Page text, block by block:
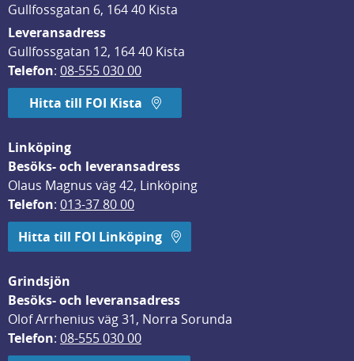
Gullfossgatan 6, 164 40 Kista
Leveransadress
Gullfossgatan 12, 164 40 Kista
Telefon: 08-555 030 00
Hitta till FOI Kista
Linköping
Besöks- och leveransadress
Olaus Magnus väg 42, Linköping
Telefon: 013-37 80 00
Hitta till FOI Linköping
Grindsjön
Besöks- och leveransadress
Olof Arrhenius väg 31, Norra Sorunda
Telefon: 08-555 030 00